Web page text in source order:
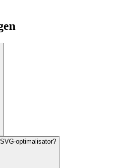
optimalisator?